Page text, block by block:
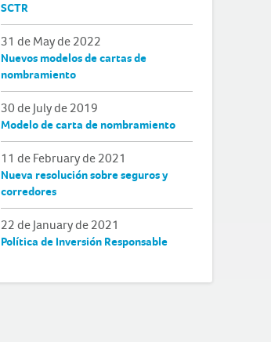
SCTR
31 de May de 2022
Nuevos modelos de cartas de
nombramiento
30 de July de 2019
Modelo de carta de nombramiento
11 de February de 2021
Nueva resolución sobre seguros y
corredores
22 de January de 2021
Política de Inversión Responsable